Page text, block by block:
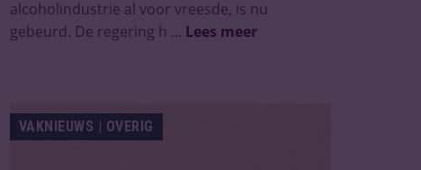
alcoholindustrie al voor vreesde, is nu
gebeurd. De regering h ... Lees meer
VAKNIEUWS | OVERIG